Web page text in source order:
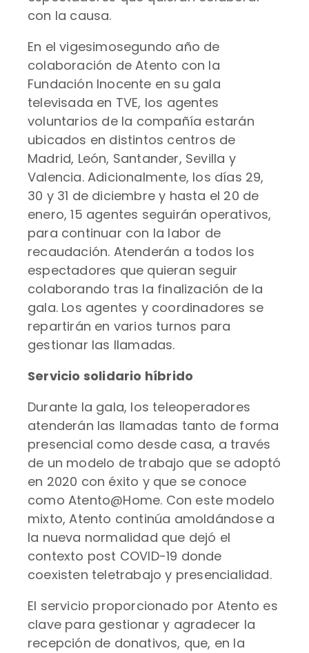
con la causa.
En el vigesimosegundo año de
colaboración de Atento con la
Fundación Inocente en su gala
televisada en TVE, los agentes
voluntarios de la compañía estarán
ubicados en distintos centros de
Madrid, León, Santander, Sevilla y
Valencia. Adicionalmente, los días 29,
30 y 31 de diciembre y hasta el 20 de
enero, 15 agentes seguirán operativos,
para continuar con la labor de
recaudación. Atenderán a todos los
espectadores que quieran seguir
colaborando tras la finalización de la
gala. Los agentes y coordinadores se
repartirán en varios turnos para
gestionar las llamadas.
Servicio solidario híbrido
Durante la gala, los teleoperadores
atenderán las llamadas tanto de forma
presencial como desde casa, a través
de un modelo de trabajo que se adoptó
en 2020 con éxito y que se conoce
como Atento@Home. Con este modelo
mixto, Atento continúa amoldándose a
la nueva normalidad que dejó el
contexto post COVID-19 donde
coexisten teletrabajo y presencialidad.
El servicio proporcionado por Atento es
clave para gestionar y agradecer la
recepción de donativos, que, en la